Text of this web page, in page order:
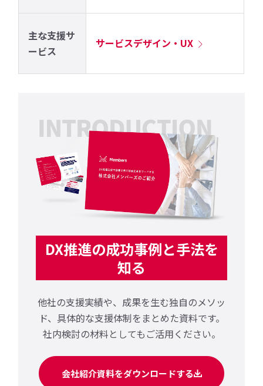
主な支援サ
ービス
サービスデザイン・UX
DX推進の成功事例と手法を
知る
他社の支援実績や、成果を生む独自のメソッ
ド、 具体的な支援体制をまとめた資料です。
社内検討の材料としてもご活用ください。
会社紹介資料をダウンロードする